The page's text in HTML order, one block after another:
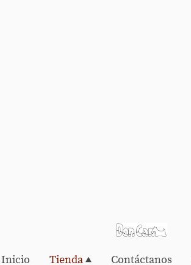
Inicio Tienda Contáctanos